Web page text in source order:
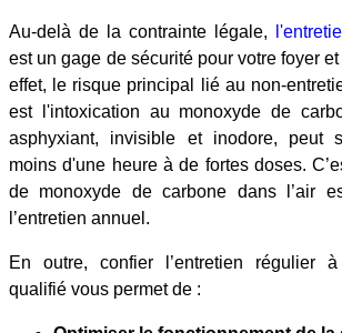
Au-delà de la contrainte légale,
est un gage de sécurité pour votre foyer
effet, le risque principal lié au non-
est l'intoxication au monoxyde de
asphyxiant, invisible et inodore, peut
moins d'une heure à de fortes doses.
de monoxyde de carbone dans l’air
l’entretien annuel.
En outre, confier l’entretien régulier
qualifié vous permet de :